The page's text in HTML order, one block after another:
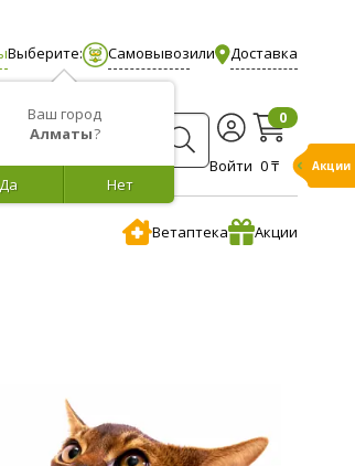
Ваш город
Алматы?
Нет
Да
Выберите: Самовывозили Доставка
Войти
0
0 ₸
Ветаптека Акции
Акции